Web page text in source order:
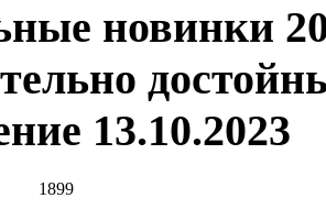
новинки
13.10.2023
1899